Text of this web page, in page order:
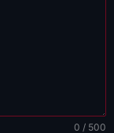
0 / 500